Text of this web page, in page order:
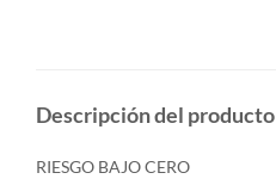
Descripción del producto
RIESGO BAJO CERO